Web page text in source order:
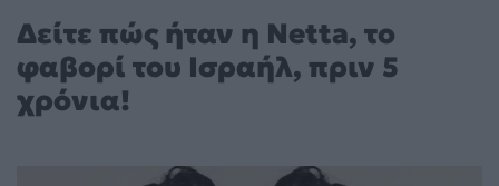
Δείτε πώς ήταν η Netta, το
φαβορί του Ισραήλ, πριν 5
χρόνια!